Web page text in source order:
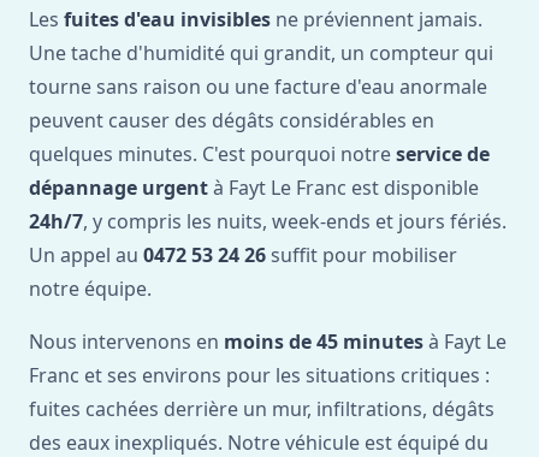
Les fuites d'eau invisibles ne préviennent jamais.
Une tache d'humidité qui grandit, un compteur qui
tourne sans raison ou une facture d'eau anormale
peuvent causer des dégâts considérables en
quelques minutes. C'est pourquoi notreservice de
dépannage urgentà Fayt Le Franc est disponible
24h/7, y compris les nuits, week-ends et jours fériés.
Un appel au 0472 53 24 26 suffit pour mobiliser
notre équipe.
Nous intervenons en moins de 45 minutesà Fayt Le
Franc et ses environs pour les situations critiques :
fuites cachées derrière un mur, infiltrations, dégâts
des eaux inexpliqués. Notre véhicule est équipé du